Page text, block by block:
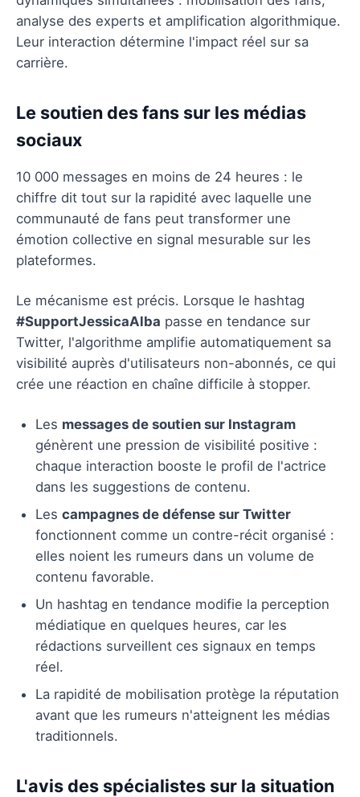
analyse des experts et amplification algorithmique.
Leur interaction détermine l'impact réel sur sa
carrière.
Le soutien des fans sur les médias
sociaux
10 000 messages en moins de 24 heures : le
chiffre dit tout sur la rapidité avec laquelle une
communauté de fans peut transformer une
émotion collective en signal mesurable sur les
plateformes.
Le mécanisme est précis. Lorsque le hashtag
#SupportJessicaAlba passe en tendance sur
Twitter, l'algorithme amplifie automatiquement sa
visibilité auprès d'utilisateurs non-abonnés, ce qui
crée une réaction en chaîne difficile à stopper.
Les messages de soutien sur Instagram
génèrent une pression de visibilité positive :
chaque interaction booste le profil de l'actrice
dans les suggestions de contenu.
Les campagnes de défense sur Twitter
fonctionnent comme un contre-récit organisé :
elles noient les rumeurs dans un volume de
contenu favorable.
Un hashtag en tendance modifie la perception
médiatique en quelques heures, car les
rédactions surveillent ces signaux en temps
réel.
La rapidité de mobilisation protège la réputation
avant que les rumeurs n'atteignent les médias
traditionnels.
L'avis des spécialistes sur la situation